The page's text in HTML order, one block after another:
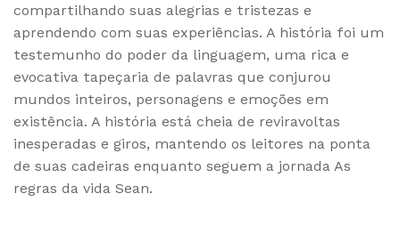
compartilhando suas alegrias e tristezas e
aprendendo com suas experiências. A história foi um
testemunho do poder da linguagem, uma rica e
evocativa tapeçaria de palavras que conjurou
mundos inteiros, personagens e emoções em
existência. A história está cheia de reviravoltas
inesperadas e giros, mantendo os leitores na ponta
de suas cadeiras enquanto seguem a jornada As
regras da vida Sean.